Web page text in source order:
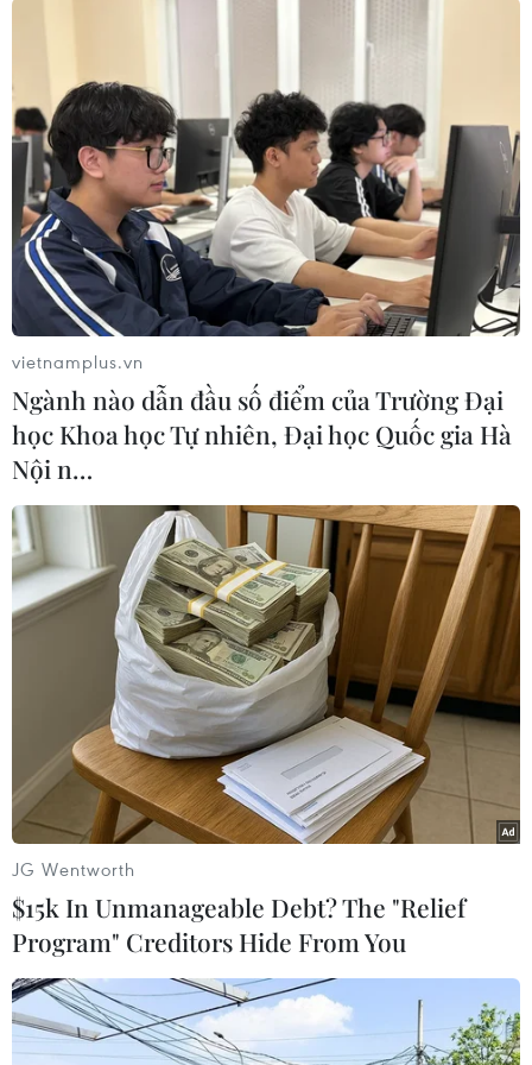
#Chính phủ Đức
#Liên minh châu Âu (EU)
#Tăng trưởng kinh tế
#Cuộc chiến thương mại Mỹ-Trung Quốc
#Ngân hàng trung ương Đức
TIN LIÊN QUAN
vietnamplus.vn
Ngành nào dẫn đầu số điểm của Trường Đại
học Khoa học Tự nhiên, Đại học Quốc gia Hà
Nội n…
JG Wentworth
$15k In Unmanageable Debt? The "Relief
Program" Creditors Hide From You